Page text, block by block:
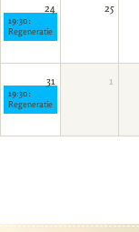
24
19:30:
Regeneratie
25
31
19:30:
Regeneratie
1